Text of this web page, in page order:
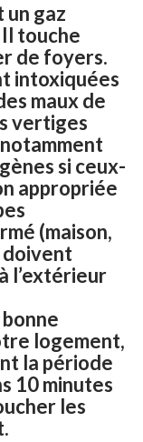
un gaz
touche
de foyers.
intoxiquées
maux de
vertiges
si ceux-
appropriée
(maison,
doivent
l’extérieur
logement,
la période
10 minutes
les